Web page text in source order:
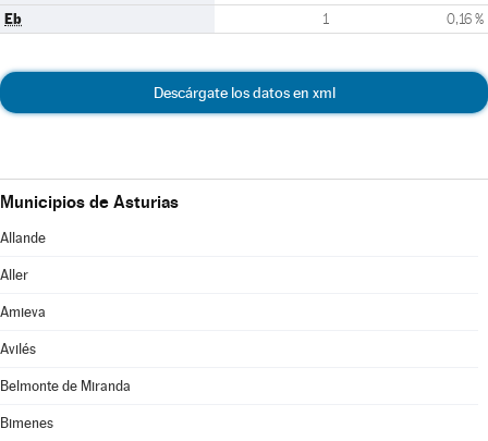
Eb 1 0,16 %
Descárgate los datos en xml
Municipios de Asturias
Allande
Aller
Amieva
Avilés
Belmonte de Miranda
Bimenes